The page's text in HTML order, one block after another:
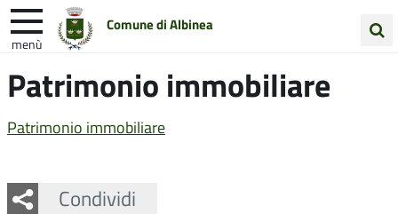
Comune di Albinea
menù
nel
Entra in Comune Vivi Albinea
Unione Colline Matildiche
Patrimonio immobiliare
Patrimonio immobiliare
Condividi
Facebook
Twitter
Whatsapp